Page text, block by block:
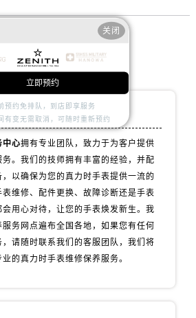
中心
中心拥有专业团队，致力于为客户提供
。我们的技师拥有丰富的经验，并配
以确保为您的真力时手表提供一流的
维修、配件更换、故障诊断还是手表
用心对待，让您的手表焕发新生。我
务网点遍布全国各地，如果您有任何
请随时联系我们的客服团队，我们将
的真力时手表维修保养服务。
关闭
立即预约
预约免排队，到店即享服务
有变无需取消，可随时重新预约